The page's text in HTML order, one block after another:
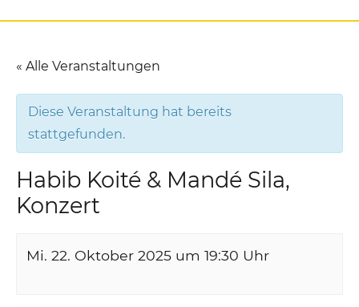
« Alle Veranstaltungen
Diese Veranstaltung hat bereits
stattgefunden.
Habib Koité & Mandé Sila,
Konzert
Mi. 22. Oktober 2025 um 19:30 Uhr